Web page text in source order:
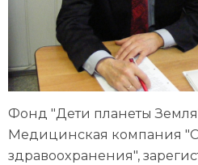
Фонд "Дети планеты
Медицинская компания
здравоохранения",